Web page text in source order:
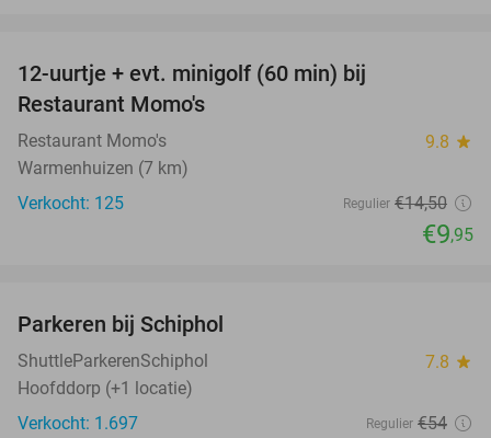
12-uurtje + evt. minigolf (60 min) bij
Restaurant Momo's
Restaurant Momo's 9.8 star
Warmenhuizen (7 km)
Verkocht: 125
Regulier €14,50
€9,95
Parkeren bij Schiphol
ShuttleParkerenSchiphol 7.8 star
Hoofddorp (+1 locatie)
Verkocht: 1.697
Regulier €54